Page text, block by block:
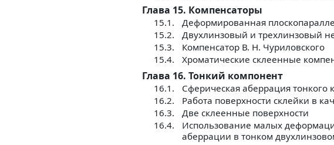
Глава 15. Компенсаторы
15.1.
Деформированная
15.2.
Двухлинзовый и трехлинзовый
15.3.
Компенсатор В. Н. Чуриловского
15.4.
Хроматические склеенные
Глава 16. Тонкий компонент
16.1.
Сферическая аберрация тонкого
16.2.
Работа поверхности склейки в
16.3.
Две склеенные поверхности
16.4.
Использование малых
аберрации в тонком